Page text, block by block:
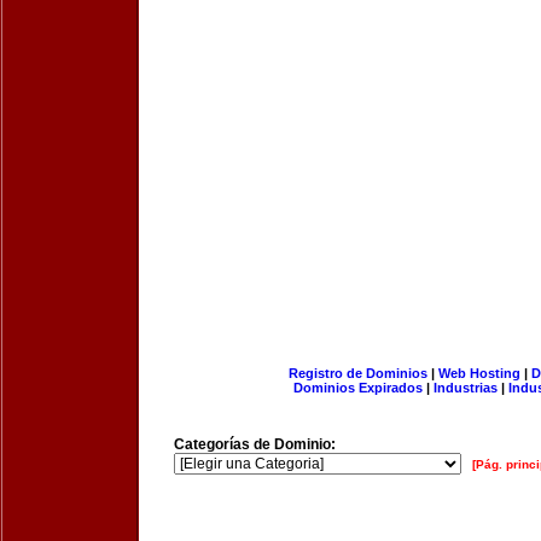
Registro de Dominios| Web Hosting |
Dominios Expirados | Industrias |
Categorías de Dominio:
[Pág.